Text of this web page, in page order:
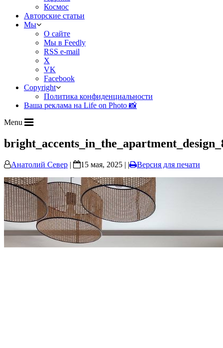
Космос
Авторские статьи
Мы
О сайте
Мы в Feedly
RSS e-mail
X
VK
Facebook
Copyright
Политика конфиденциальности
Ваша реклама на Life on Photo 📸
Menu
Анатолий Север | 15 мая, 2025 | | Версия для печати